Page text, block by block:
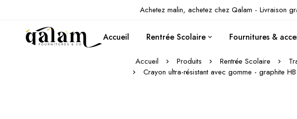
Achetez malin, achetez chez Qalam - Livraison
Accueil Rentrée Scolaire Fournitures &
Accueil Produits Rentrée Scolaire
Crayon ultra-résistant avec gomme - graphite